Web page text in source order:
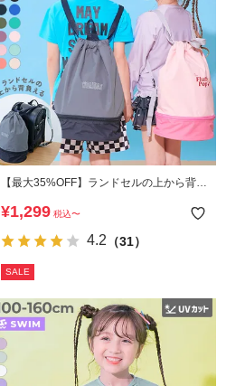
【最大35%OFF】ランドセルの上から背負
¥1,299 税込〜
4.2 （31）
SALE